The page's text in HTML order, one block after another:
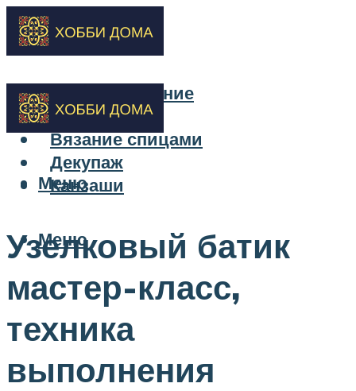
Бисероплетение
Вышивка
Вязание спицами
Декупаж
Канзаши
Меню
Меню
Узелковый батик
мастер-класс,
техника
выполнения